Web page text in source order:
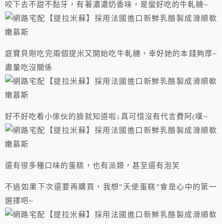
咬下去不甜不黏牙，有著濃濃奶香味，是蠻好吃的牛軋糖~
庭寶貝剛吃完兩個提米又開始吃牛軋糖，幸好她的本錢夠厚~
盡量吃沒關係
好不好吃看小傢伙的臉就知道啦↓真可惜沒有代言費阿(嘆~
還有很多種口味的蛋糕，也有派類，甚至還有泡芙
不過如果下次還要再購買，我想”天使蛋糕”會是心中的第一
選擇吧~